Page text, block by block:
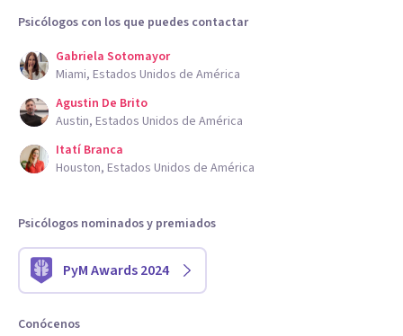
Psicólogos con los que puedes contactar
Gabriela Sotomayor
Miami, Estados Unidos de América
Agustin De Brito
Austin, Estados Unidos de América
Itatí Branca
Houston, Estados Unidos de América
Psicólogos nominados y premiados
PyM Awards 2024
Conócenos